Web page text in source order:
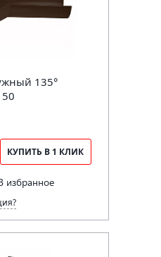
135°
КУПИТЬ В 1 КЛИК
избранное